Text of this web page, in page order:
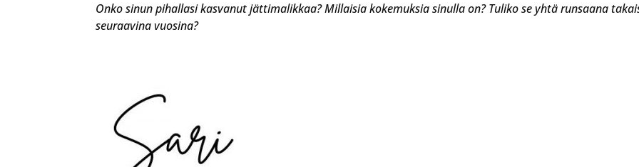
Onko sinun pihallasi kasvanut jättimalikkaa? Millaisia kokemuksia sinulla on? Tuliko se yhtä runsaana
seuraavina vuosina?